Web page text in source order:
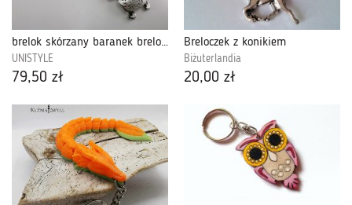
brelok skórzany baranek breloczek
UNISTYLE
79,50 zł
Breloczek z konikiem
Biżuterlandia
20,00 zł